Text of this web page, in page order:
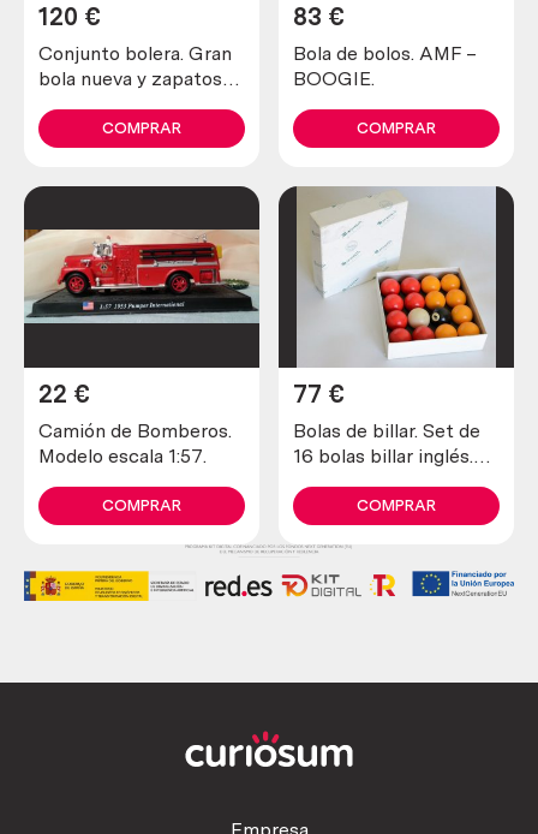
Conjunto bolera. Gran
bola nueva y zapatos
conjunto vintage.
120 €
COMPRAR
Bola de bolos. AMF –
BOOGIE.
83 €
COMPRAR
Camión de Bomberos.
Modelo escala 1:57.
22 €
COMPRAR
Bolas de billar. Set de
16 bolas billar inglés.
billiards balls.
77 €
COMPRAR